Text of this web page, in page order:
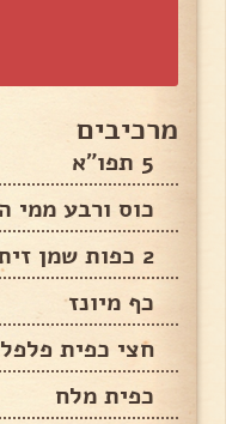
מרכיבים
5 תפו"א
כוס ורבע ממי
2 כפות שמן זית
כף מיונז
חצי כפית
כפית מלח